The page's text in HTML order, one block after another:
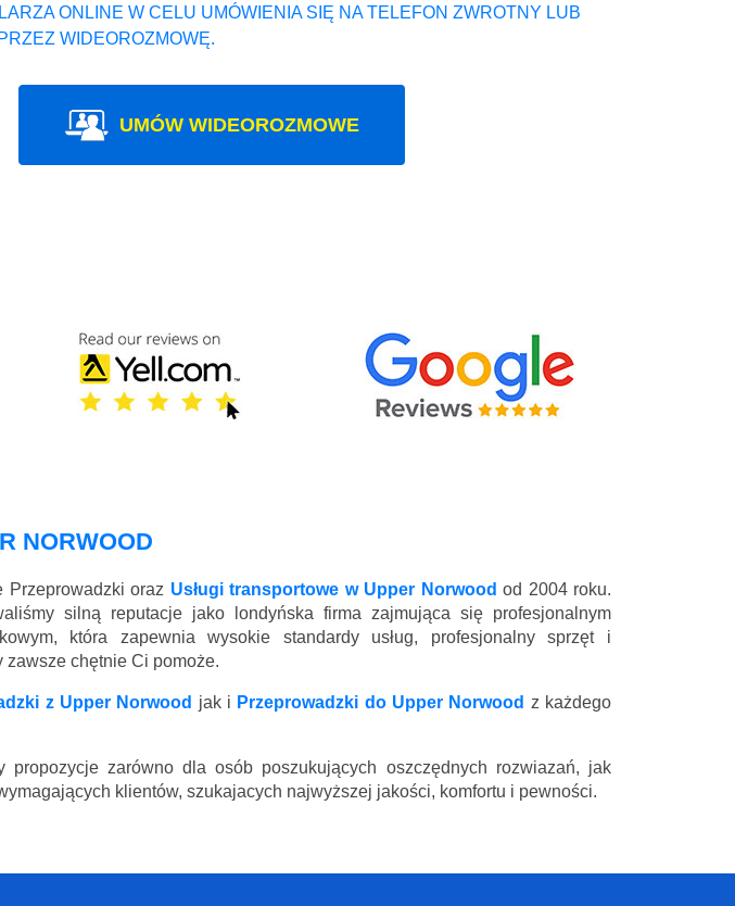
ONLINE W CELU UMÓWIENIA SIĘ NA TELEFON ZWROTNY LUB
WIDEOROZMOWĘ.
UMÓW WIDEOROZMOWE
NORWOOD
Przeprowadzki oraz Usługi transportowe w Upper Norwood od 2004 roku.
silną reputacje jako londyńska firma zajmująca się profesjonalnym
która zapewnia wysokie standardy usług, profesjonalny sprzęt i
zawsze chętnie Ci pomoże.
z Upper Norwood jak i Przeprowadzki do Upper Norwood z każdego
propozycje zarówno dla osób poszukujących oszczędnych rozwiazań, jak
klientów, szukajacych najwyższej jakości, komfortu i pewności.